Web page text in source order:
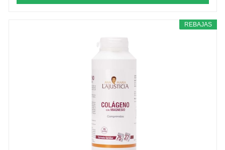
REBAJAS